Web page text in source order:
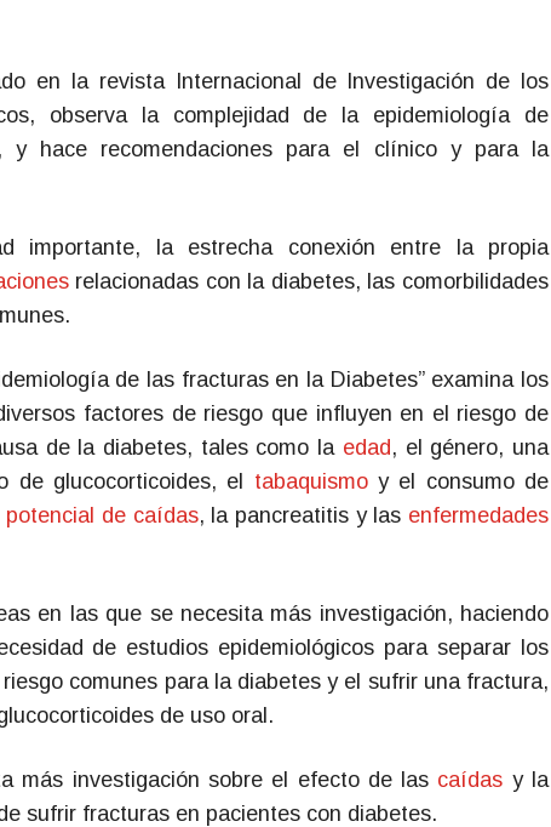
en la revista Internacional de Investigación de los
observa la complejidad de la epidemiología de
y hace recomendaciones para el clínico y para la
importante, la estrecha conexión entre la propia
relacionadas con la diabetes, las comorbilidades
de las fracturas en la Diabetes” examina los
factores de riesgo que influyen en el riesgo de
de la diabetes, tales como la edad , el género, una
de glucocorticoides, el tabaquismoy el consumo de
potencial de caídas, la pancreatitis y las enfermedades
en las que se necesita más investigación, haciendo
de estudios epidemiológicos para separar los
comunes para la diabetes y el sufrir una fractura,
de uso oral.
más investigación sobre el efecto de las caídas y la
sufrir fracturas en pacientes con diabetes.